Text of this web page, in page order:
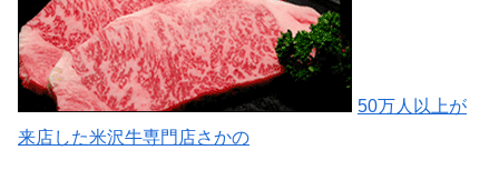
50万人以上が
来店した米沢牛専門店さかの